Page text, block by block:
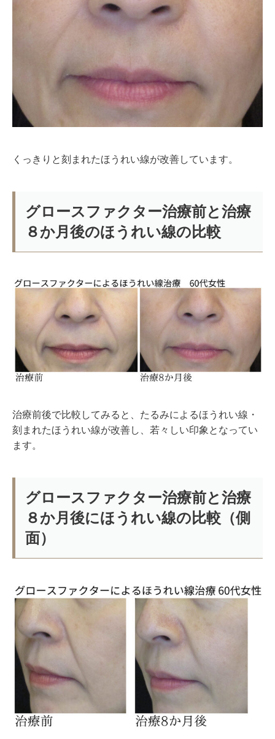
くっきりと刻まれたほうれい線が改善しています。
グロースファクター治療前と治療
８か月後のほうれい線の比較
治療前後で比較してみると、たるみによるほうれい線・
刻まれたほうれい線が改善し、若々しい印象となってい
ます。
グロースファクター治療前と治療
８か月後にほうれい線の比較（側
面）